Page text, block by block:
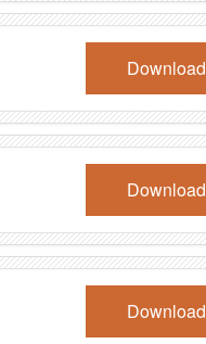
Download
Download
Download